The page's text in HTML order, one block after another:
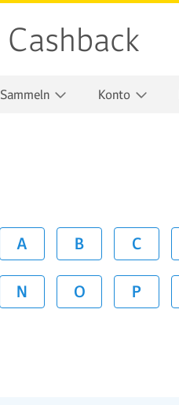
Cashback
Sammeln Konto
A B C
N O P